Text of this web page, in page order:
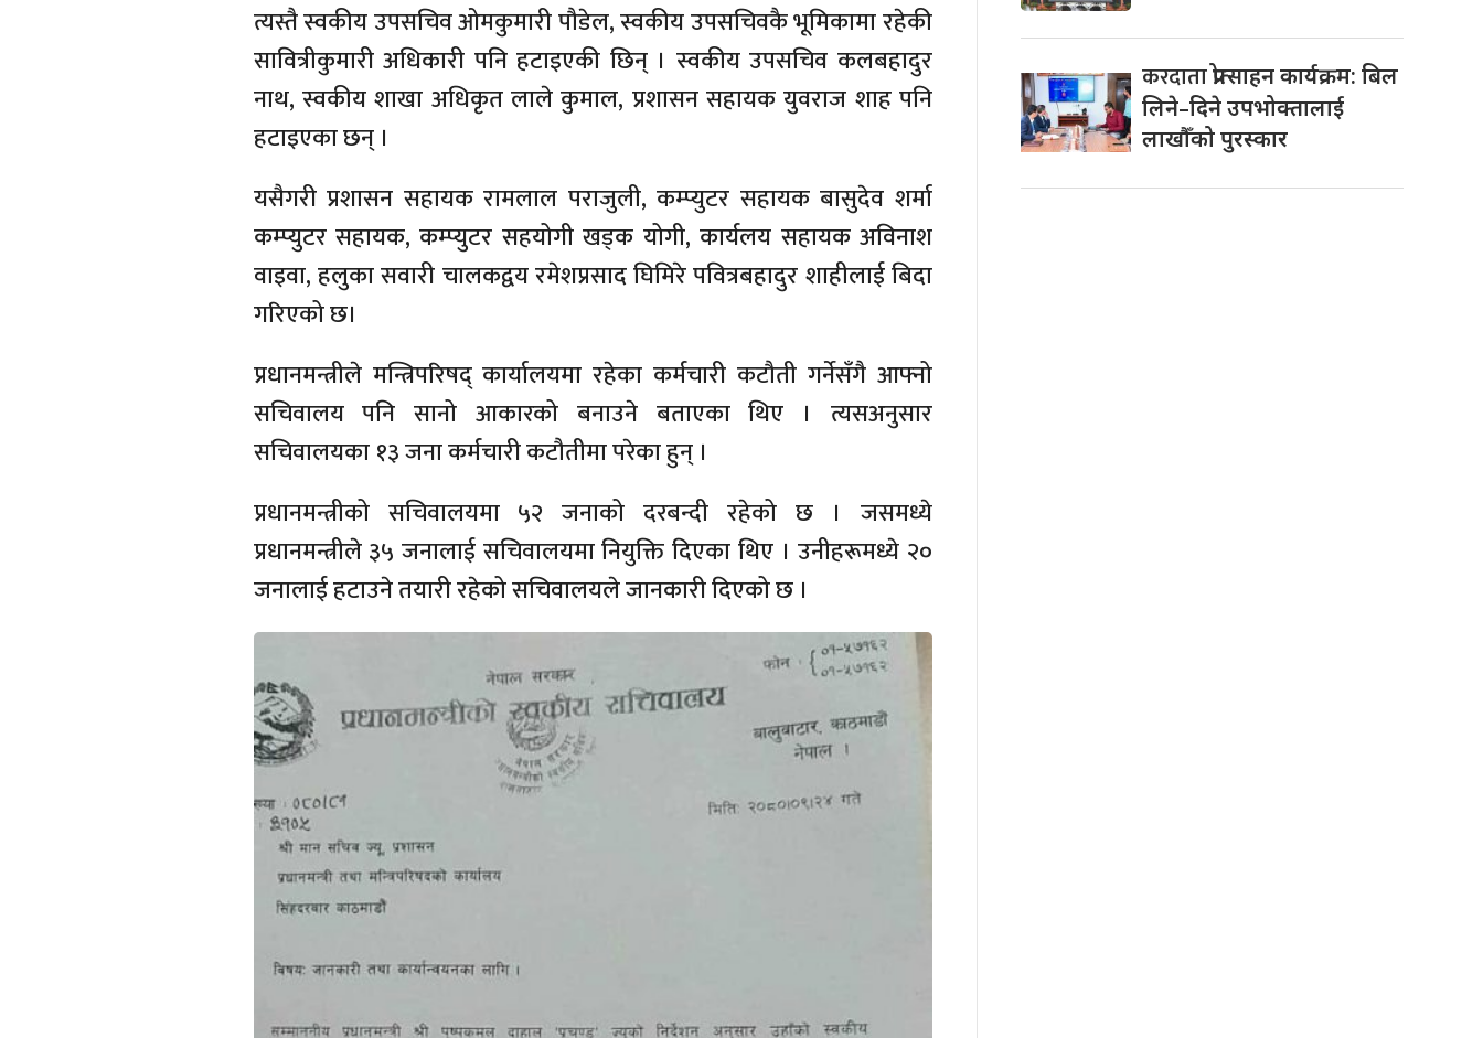
त्यस्तै स्वकीय उपसचिव ओमकुमारी पौडेल, स्वकीय उपसचिवकै भूमिकामा रहेकी
सावित्रीकुमारी अधिकारी पनि हटाइएकी छिन् । स्वकीय उपसचिव कलबहादुर
नाथ, स्वकीय शाखा अधिकृत लाले कुमाल, प्रशासन सहायक युवराज शाह पनि
हटाइएका छन् ।
यसैगरी प्रशासन सहायक रामलाल पराजुली, कम्प्युटर सहायक बासुदेव शर्मा
कम्प्युटर सहायक, कम्प्युटर सहयोगी खड्क योगी, कार्यलय सहायक अविनाश
वाइवा, हलुका सवारी चालकद्वय रमेशप्रसाद घिमिरे पवित्रबहादुर शाहीलाई बिदा
गरिएको छ।
प्रधानमन्त्रीले मन्त्रिपरिषद् कार्यालयमा रहेका कर्मचारी कटौती गर्नेसँगै आफ्नो
सचिवालय पनि सानो आकारको बनाउने बताएका थिए । त्यसअनुसार
सचिवालयका १३ जना कर्मचारी कटौतीमा परेका हुन् ।
प्रधानमन्त्रीको सचिवालयमा ५२ जनाको दरबन्दी रहेको छ । जसमध्ये
प्रधानमन्त्रीले ३५ जनालाई सचिवालयमा नियुक्ति दिएका थिए । उनीहरूमध्ये २०
जनालाई हटाउने तयारी रहेको सचिवालयले जानकारी दिएको छ ।
करदाताप्रोत्साहन कार्यक्रम: बिल
लिने–दिने उपभोक्तालाई
लाखौँको पुरस्कार